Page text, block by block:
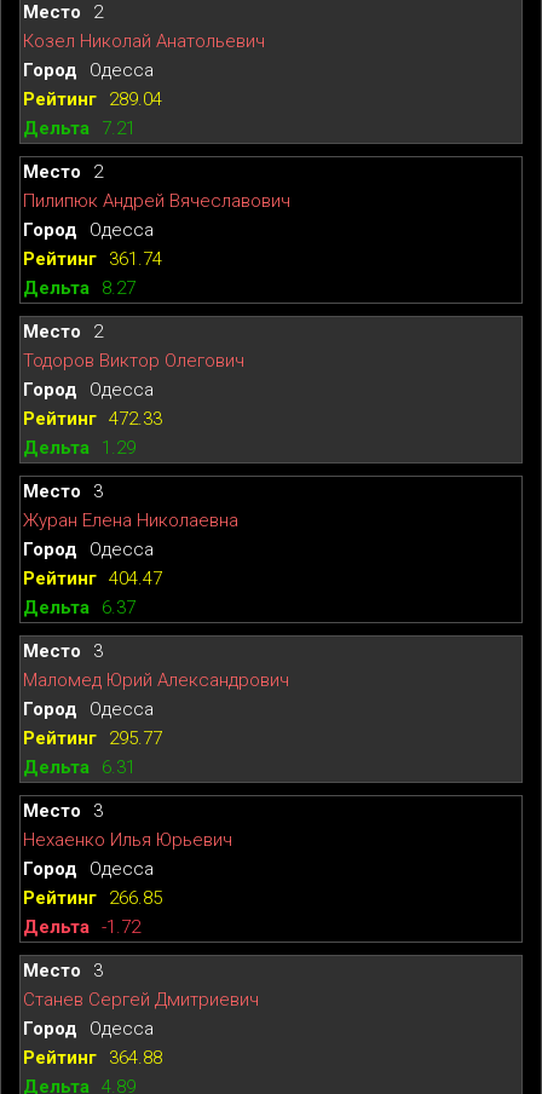
2
Козел Николай Анатольевич
Одесса
289.04
7.21
2
Пилипюк Андрей Вячеславович
Одесса
361.74
8.27
2
Тодоров Виктор Олегович
Одесса
472.33
1.29
3
Журан Елена Николаевна
Одесса
404.47
6.37
3
Маломед Юрий Александрович
Одесса
295.77
6.31
3
Нехаенко Илья Юрьевич
Одесса
266.85
-1.72
3
Станев Сергей Дмитриевич
Одесса
364.88
4.89